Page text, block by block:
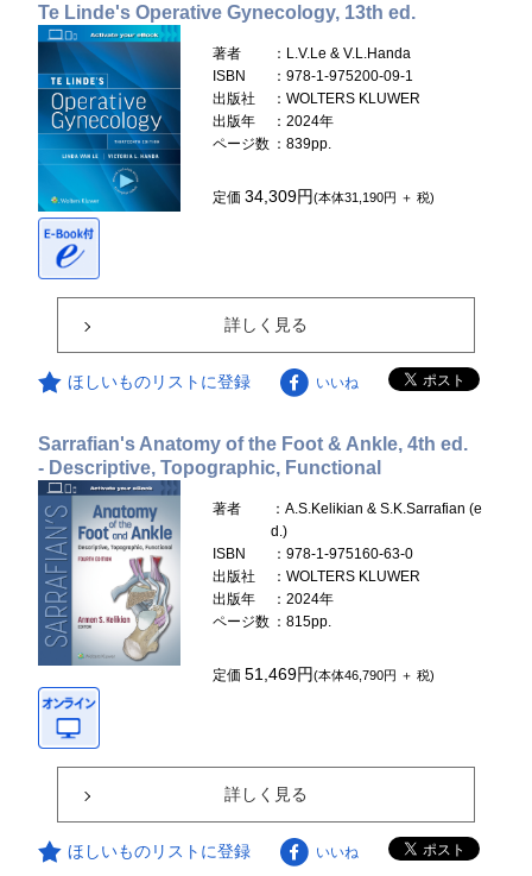
Te Linde's Operative Gynecology, 13th ed.
著者
：L.V.Le & V.L.Handa
ISBN
：978-1-975200-09-1
出版社
：WOLTERS KLUWER
出版年
：2024年
ページ数 ：839pp.
定価34,309円(本体31,190円 ＋ 税)
詳しく見る
ほしいものリストに登録 いいね
Sarrafian's Anatomy of the Foot & Ankle, 4th ed.
- Descriptive, Topographic, Functional
著者
：A.S.Kelikian & S.K.Sarrafian (e
d.)
ISBN
：978-1-975160-63-0
出版社
：WOLTERS KLUWER
出版年
：2024年
ページ数 ：815pp.
定価51,469円(本体46,790円 ＋ 税)
詳しく見る
ほしいものリストに登録 いいね